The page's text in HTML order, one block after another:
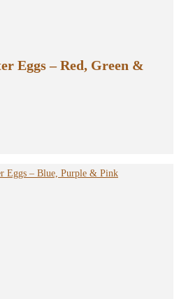
Eggs – Red, Green &